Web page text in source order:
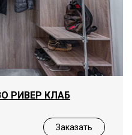
РИВЕР КЛАБ
Заказать